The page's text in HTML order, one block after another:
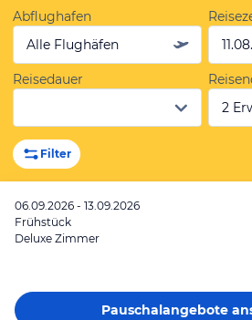
Abflughafen
Alle Flughäfen
Reisedauer
2
Filter
06.09.2026 - 13.09.2026
Frühstück
Deluxe Zimmer
Pauschalangebote